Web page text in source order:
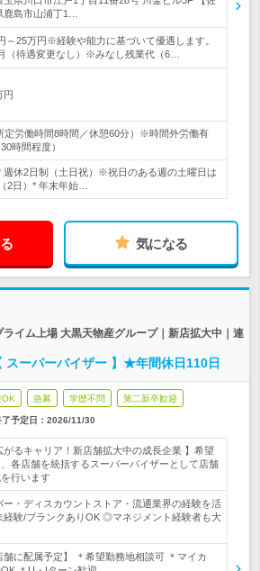
鹿島市山浦丁1…
～25万円※経験や能力に基づいて優遇します。
（待遇変更なし）※みなし残業代（6…
円
定労働時間8時間／休憩60分）※時間外労働有
時間程度）
週休2日制（土日祝）※祝日のある週の土曜日は
2日）* 年末年始…
気になる
イム上場 大黒天物産グループ｜新店拡大中｜連
スーパーバイザー 】★年間休日110日
OK 急募 学歴不問 第二新卒歓迎
予定日： 2026/11/30
がるキャリア！新店舗拡大中の成長企業 】希望
各店舗を統括するスーパーバイザーとして店舗
行います
ー・ディスカウントストア・流通業界の経験を活
験/ブランクありOK ◎マネジメント経験者も大
舗に配属予定】 ＊希望勤務地相談可 ＊マイカ